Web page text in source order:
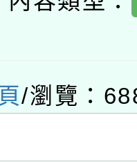
新北場」
」招生簡
台-教案
學前教育
19疫苗接
/瀏覽：